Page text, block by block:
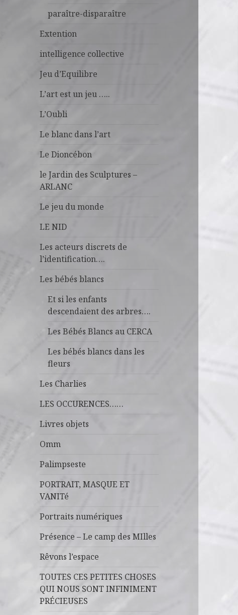
paraître-disparaître
Extention
intelligence collective
Jeu d’Equilibre
L’art est un jeu …..
L’Oubli
Le blanc dans l’art
Le Dioncébon
le Jardin des Sculptures –
ARLANC
Le jeu du monde
LE NID
Les acteurs discrets de
l’identification….
Les bébés blancs
Et si les enfants
descendaient des arbres….
Les Bébés Blancs au CERCA
Les bébés blancs dans les
fleurs
Les Charlies
LES OCCURENCES……
Livres objets
Omm
Palimpseste
PORTRAIT, MASQUE ET
VANITé
Portraits numériques
Présence – Le camp des MIlles
Rêvons l’espace
TOUTES CES PETITES CHOSES
QUI NOUS SONT INFINIMENT
PRÉCIEUSES